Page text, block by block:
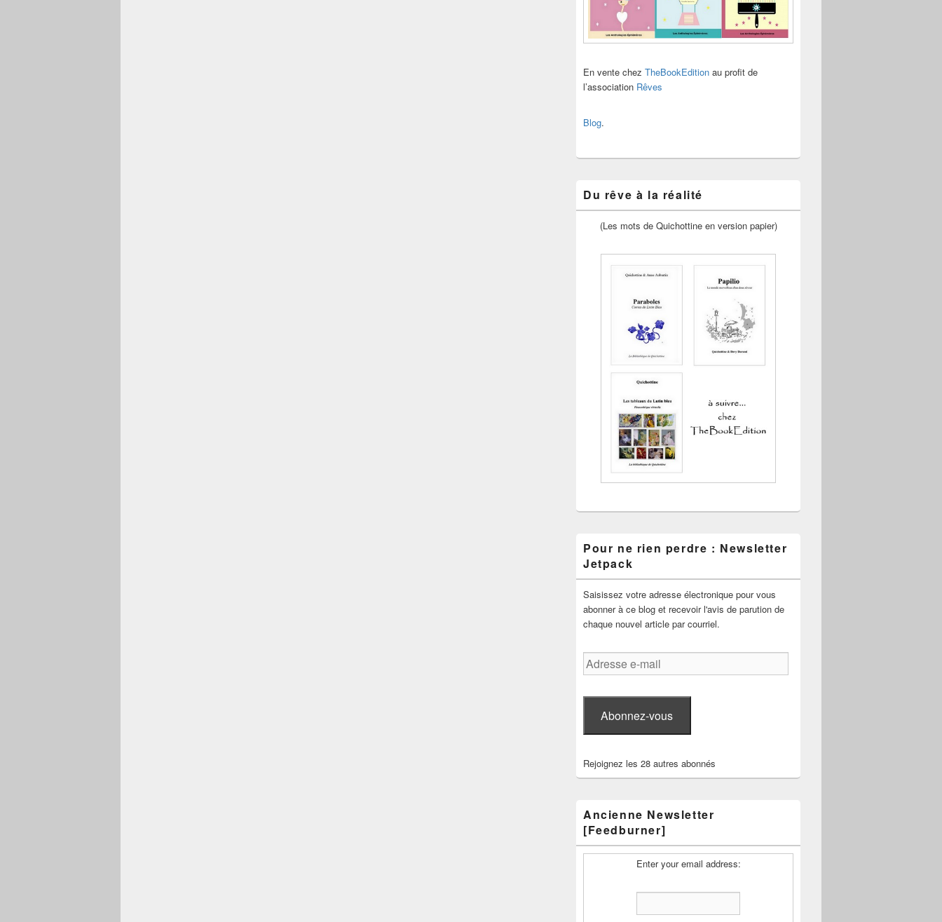
En vente chez TheBookEdition au profit de
l’association Rêves
Blog.
Du rêve à la réalité
(Les mots de Quichottine en version papier)
Pour ne rien perdre : Newsletter
Jetpack
Saisissez votre adresse électronique pour vous
abonner à ce blog et recevoir l'avis de parution de
chaque nouvel article par courriel.
Adresse
e-
Abonnez-vous
Rejoignez les 28 autres abonnés
Ancienne Newsletter
[Feedburner]
Enter your email address: